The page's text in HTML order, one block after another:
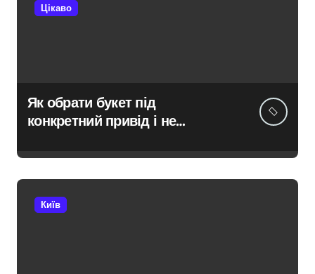
Цікаво
Як обрати букет під
конкретний привід і не
Київ